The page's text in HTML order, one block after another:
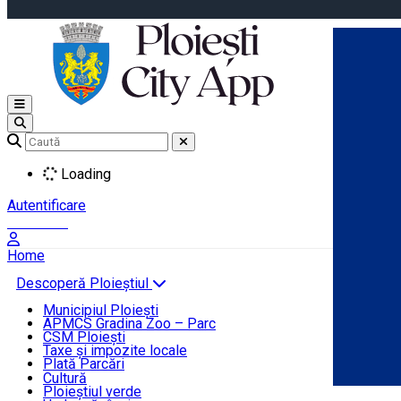
Open main menu
Loading
Autentificare
Home
Descoperă Ploieștiul
Agenda evenimentelor
Știri Primărie
Turist în Ploiești
Contact
Municipiul Ploiești
APMCS Gradina Zoo – Parc
CSM Ploiești
Taxe și impozite locale
Plată Parcări
Cultură
Ploieștiul verde